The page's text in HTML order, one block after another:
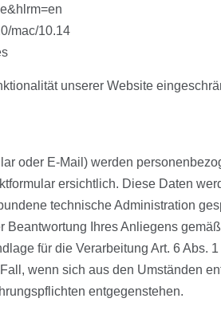
mac/10.14
unserer Website
oder E-Mail) werden
ersichtlich. Diese Daten
technische Administration
Ihres Anliegens
für die Verarbeitung Art. 6 Abs.
wenn sich aus den Umständen
entgegenstehen.